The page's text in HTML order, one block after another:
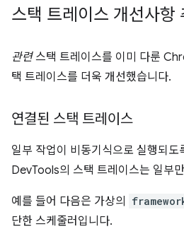
스택 트레이스 개선사항
관련스택 트레이스를 이미 다룬
택 트레이스를 더욱 개선했습니다.
연결된 스택 트레이스
일부 작업이 비동기식으로 실행되도
DevTools의 스택 트레이스는 일부
예를 들어 다음은 가상의
단한 스케줄러입니다.